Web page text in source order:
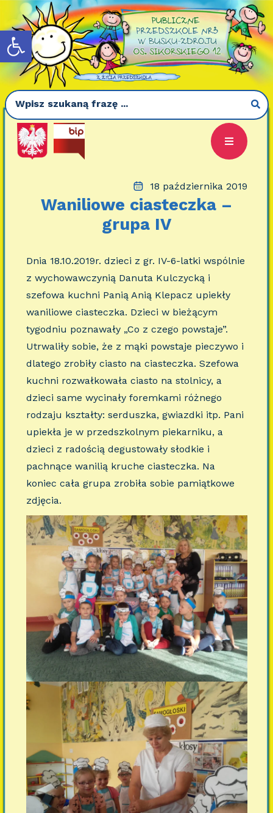
Otwórz pasek narzędzi
18 października 2019
Waniliowe ciasteczka –
grupa IV
Dnia 18.10.2019r. dzieci z gr. IV-6-latki wspólnie
z wychowawczynią Danuta Kulczycką i
szefowa kuchni Panią Anią Klepacz upiekły
waniliowe ciasteczka. Dzieci w bieżącym
tygodniu poznawały „Co z czego powstaje”.
Utrwaliły sobie, że z mąki powstaje pieczywo i
dlatego zrobiły ciasto na ciasteczka. Szefowa
kuchni rozwałkowała ciasto na stolnicy, a
dzieci same wycinały foremkami różnego
rodzaju kształty: serduszka, gwiazdki itp. Pani
upiekła je w przedszkolnym piekarniku, a
dzieci z radością degustowały słodkie i
pachnące wanilią kruche ciasteczka. Na
koniec cała grupa zrobiła sobie pamiątkowe
zdjęcia.